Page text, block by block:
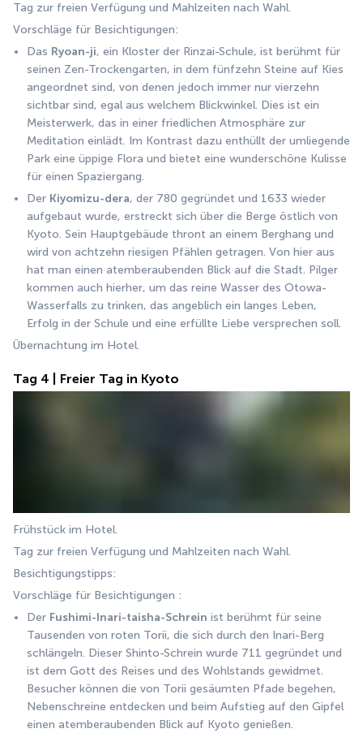
Tag zur freien Verfügung und Mahlzeiten nach Wahl.
Vorschläge für Besichtigungen:
Das Ryoan-ji, ein Kloster der Rinzai-Schule, ist berühmt für
seinen Zen-Trockengarten, in dem fünfzehn Steine auf Kies
angeordnet sind, von denen jedoch immer nur vierzehn
sichtbar sind, egal aus welchem Blickwinkel. Dies ist ein
Meisterwerk, das in einer friedlichen Atmosphäre zur
Meditation einlädt. Im Kontrast dazu enthüllt der umliegende
Park eine üppige Flora und bietet eine wunderschöne Kulisse
für einen Spaziergang.
Der Kiyomizu-dera, der 780 gegründet und 1633 wieder
aufgebaut wurde, erstreckt sich über die Berge östlich von
Kyoto. Sein Hauptgebäude thront an einem Berghang und
wird von achtzehn riesigen Pfählen getragen. Von hier aus
hat man einen atemberaubenden Blick auf die Stadt. Pilger
kommen auch hierher, um das reine Wasser des Otowa-
Wasserfalls zu trinken, das angeblich ein langes Leben,
Erfolg in der Schule und eine erfüllte Liebe versprechen soll.
Übernachtung im Hotel.
Tag 4 | Freier Tag in Kyoto
Frühstück im Hotel.
Tag zur freien Verfügung und Mahlzeiten nach Wahl.
Besichtigungstipps:
Vorschläge für Besichtigungen :
Der Fushimi-Inari-taisha-Schrein ist berühmt für seine
Tausenden von roten Torii, die sich durch den Inari-Berg
schlängeln. Dieser Shinto-Schrein wurde 711 gegründet und
ist dem Gott des Reises und des Wohlstands gewidmet.
Besucher können die von Torii gesäumten Pfade begehen,
Nebenschreine entdecken und beim Aufstieg auf den Gipfel
einen atemberaubenden Blick auf Kyoto genießen.